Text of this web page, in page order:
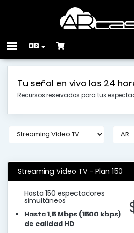
Toggle
Rendelés
Tudásbázis
Kapcsolat
Tu señal en vivo las 24
Recursos reservados para tus
Streaming Video TV - Plan 150
Hasta 150 espectadores
simultáneos
Hasta 1,5 Mbps (1500 kbps)
de calidad HD